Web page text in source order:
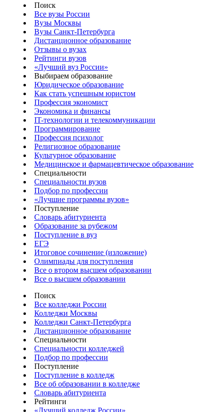
Поиск
Все вузы России
Вузы Москвы
Вузы Санкт-Петербурга
Дистанционное образование
Отзывы о вузах
Рейтинги вузов
«Лучший вуз России»
Выбираем образование
Юридическое образование
Как стать успешным юристом
Профессия экономист
Экономика и финансы
IT-технологии и телекоммуникации
Программирование
Профессия психолог
Религиозное образование
Культурное образование
Медицинское и фармацевтическое образование
Специальности
Специальности вузов
Подбор по профессии
«Лучшие программы вузов»
Поступление
Словарь абитуриента
Образование за рубежом
Поступление в вуз
ЕГЭ
Итоговое сочинение (изложение)
Олимпиады для поступления
Все о втором высшем образовании
Все о высшем образовании
Поиск
Все колледжи России
Колледжи Москвы
Колледжи Санкт-Петербурга
Дистанционное образование
Специальности
Специальности колледжей
Подбор по профессии
Поступление
Поступление в колледж
Все об образовании в колледже
Словарь абитуриента
Рейтинги
«Лучший колледж России»